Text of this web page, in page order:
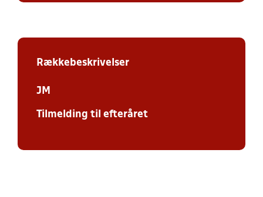
Rækkebeskrivelser
JM
Tilmelding til efteråret